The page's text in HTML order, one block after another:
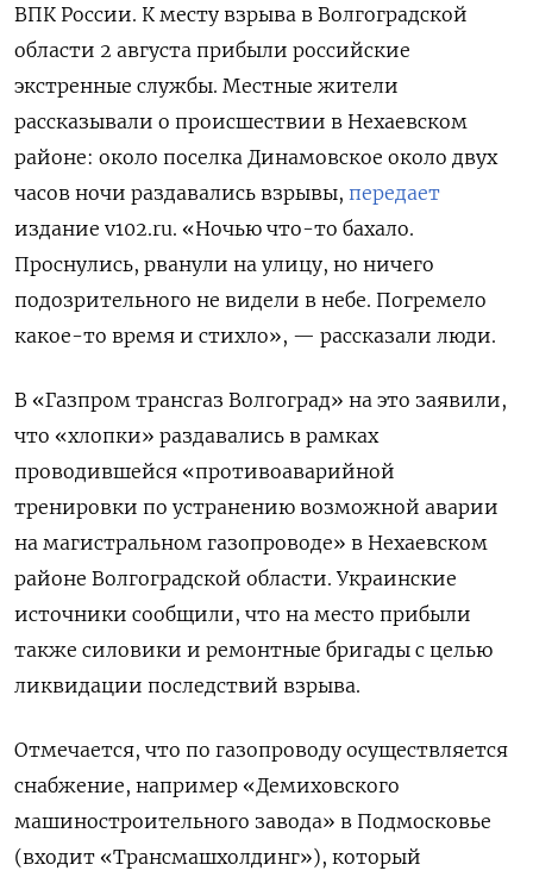
ВПК России. К месту взрыва в Волгоградской
области 2 августа прибыли российские
экстренные службы. Местные жители
рассказывали о происшествии в Нехаевском
районе: около поселка Динамовское около двух
часов ночи раздавались взрывы, передает
издание v102.ru. «Ночью что-то бахало.
Проснулись, рванули на улицу, но ничего
подозрительного не видели в небе. Погремело
какое-то время и стихло», — рассказали люди.
В «Газпром трансгаз Волгоград» на это заявили,
что «хлопки» раздавались в рамках
проводившейся «противоаварийной
тренировки по устранению возможной аварии
на магистральном газопроводе» в Нехаевском
районе Волгоградской области. Украинские
источники сообщили, что на место прибыли
также силовики и ремонтные бригады с целью
ликвидации последствий взрыва.
Отмечается, что по газопроводу осуществляется
снабжение, например «Демиховского
машиностроительного завода» в Подмосковье
(входит «Трансмашхолдинг»), который